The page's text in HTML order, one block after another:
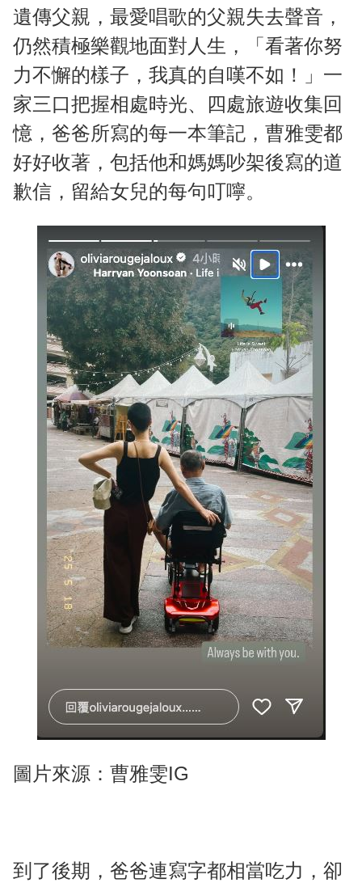
遺傳父親，最愛唱歌的父親失去聲音，
仍然積極樂觀地面對人生，「看著你努
力不懈的樣子，我真的自嘆不如！」一
家三口把握相處時光、四處旅遊收集回
憶，爸爸所寫的每一本筆記，曹雅雯都
好好收著，包括他和媽媽吵架後寫的道
歉信，留給女兒的每句叮嚀。
圖片來源：曹雅雯IG
到了後期，爸爸連寫字都相當吃力，卻